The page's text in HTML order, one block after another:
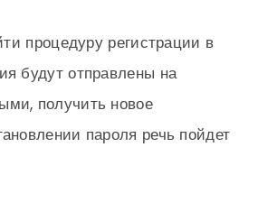
процедуру регистрации в
будут отправлены на
получить новое
пароля речь пойдет